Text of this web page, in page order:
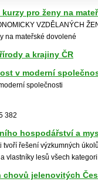
kurzy pro ženy na
VZDĚLANÝCH
na mateřské dovolené
a krajiny ČR
v moderní
společnosti
382
hospodářství a
tvoří řešení výzkumných
vlastníky lesů všech
chovů jelenovitých